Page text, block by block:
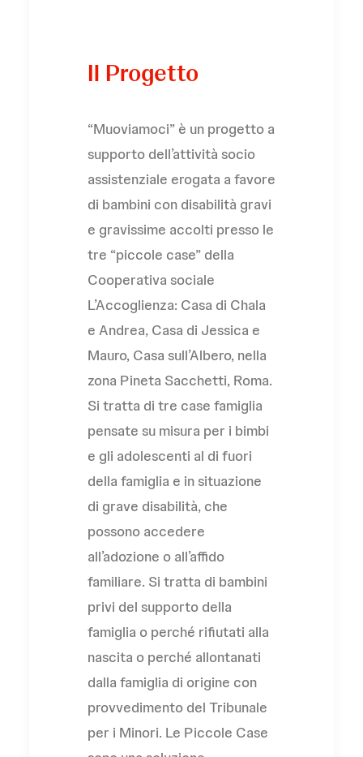
Il Progetto
“Muoviamoci” è un progetto a
supporto dell’attività socio
assistenziale erogata a favore
di bambini con disabilità gravi
e gravissime accolti presso le
tre “piccole case” della
Cooperativa sociale
L’Accoglienza: Casa di Chala
e Andrea, Casa di Jessica e
Mauro, Casa sull’Albero, nella
zona Pineta Sacchetti, Roma.
Si tratta di tre case famiglia
pensate su misura per i bimbi
e gli adolescenti al di fuori
della famiglia e in situazione
di grave disabilità, che
possono accedere
all’adozione o all’affido
familiare. Si tratta di bambini
privi del supporto della
famiglia o perché rifiutati alla
nascita o perché allontanati
dalla famiglia di origine con
provvedimento del Tribunale
per i Minori. Le Piccole Case